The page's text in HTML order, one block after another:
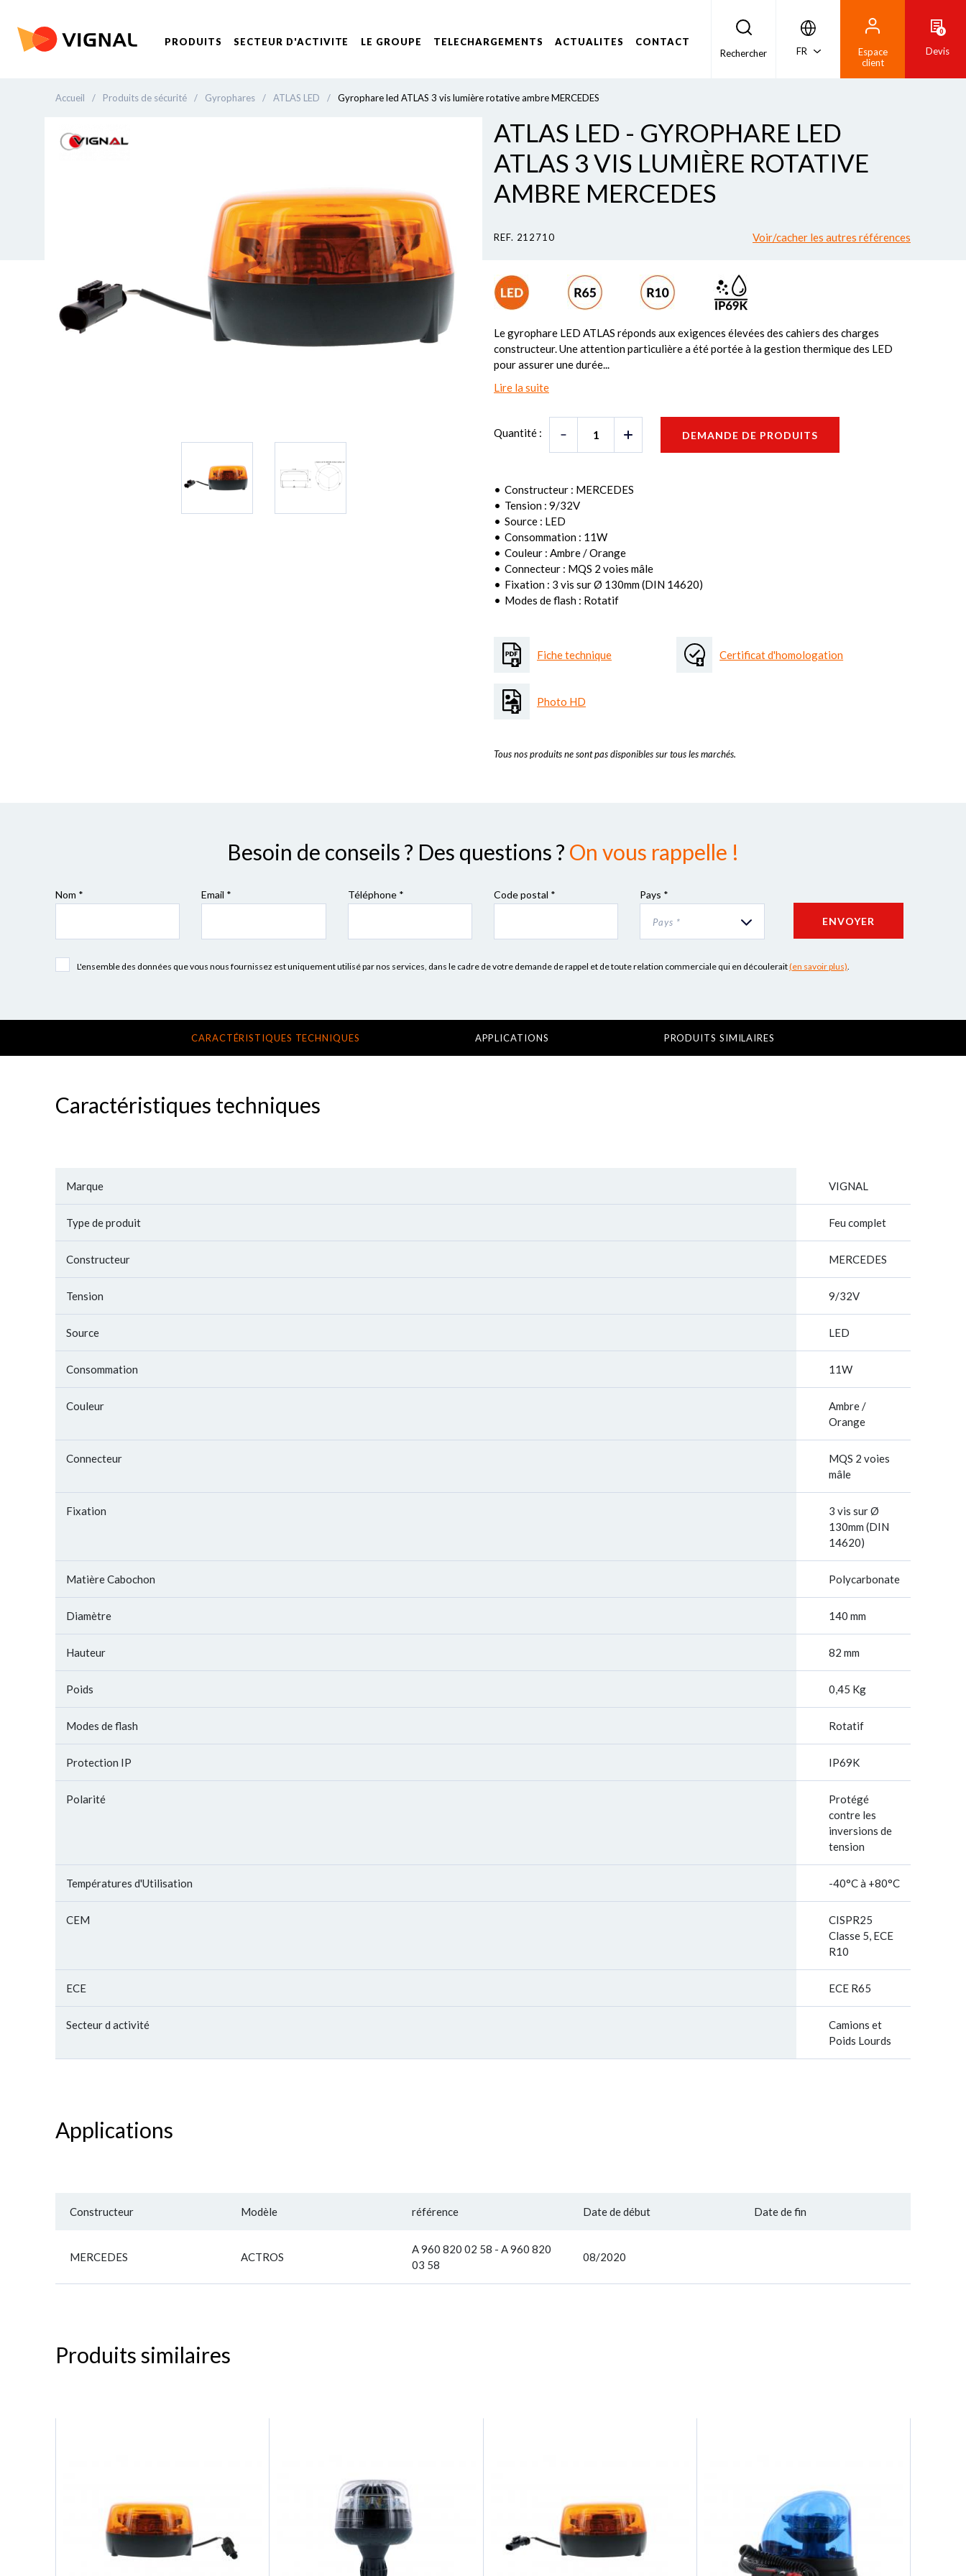
PRODUITS SECTEUR D'ACTIVITE LE GROUPE TELECHARGEMENTS ACTUALITES
CONTACT
Rechercher
FR
Espace
client
0
Devis
Accueil / Produits de sécurité / Gyrophares / ATLAS LED / Gyrophare led ATLAS 3 vis lumière rotative ambre MERCEDES
ATLAS LED - GYROPHARE LED
ATLAS 3 VIS LUMIÈRE ROTATIVE
AMBRE MERCEDES
REF. 212710 Voir/cacher les autres références
Le gyrophare LED ATLAS réponds aux exigences élevées des cahiers des charges
constructeur. Une attention particulière a été portée à la gestion thermique des LED
pour assurer une durée...
Lire la suite
Quantité : DEMANDE DE PRODUITS
Constructeur : MERCEDES
Tension : 9/32V
Source : LED
Consommation : 11W
Couleur : Ambre / Orange
Connecteur : MQS 2 voies mâle
Fixation : 3 vis sur Ø 130mm (DIN 14620)
Modes de flash : Rotatif
Fiche technique
Photo HD
Certificat d'homologation
Tous nos produits ne sont pas disponibles sur tous les marchés.
Besoin de conseils ? Des questions ? On vous rappelle !
Nom * Email * Téléphone * Code postal * Pays *
Pays * ENVOYER
L'ensemble des données que vous nous fournissez est uniquement utilisé par nos services, dans le cadre de votre demande de rappel et de toute relation commerciale qui en découlerait(en savoir plus).
CARACTÉRISTIQUES TECHNIQUES APPLICATIONS PRODUITS SIMILAIRES
Caractéristiques techniques
Marque VIGNAL
Type de produit Feu complet
Constructeur MERCEDES
Tension 9/32V
Source LED
Consommation 11W
Couleur
Ambre /
Orange
Connecteur
MQS 2 voies
mâle
Fixation
3 vis sur Ø
130mm (DIN
14620)
Matière Cabochon Polycarbonate
Diamètre 140 mm
Hauteur 82 mm
Poids 0,45 Kg
Modes de flash Rotatif
Protection IP IP69K
Polarité
Protégé
contre les
inversions de
tension
Températures d'Utilisation -40°C à +80°C
CEM
CISPR25
Classe 5, ECE
R10
ECE ECE R65
Secteur d activité
Camions et
Poids Lourds
Applications
Constructeur Modèle référence Date de début Date de fin
MERCEDES ACTROS
A 960 820 02 58 - A 960 820
03 58
08/2020
Produits similaires